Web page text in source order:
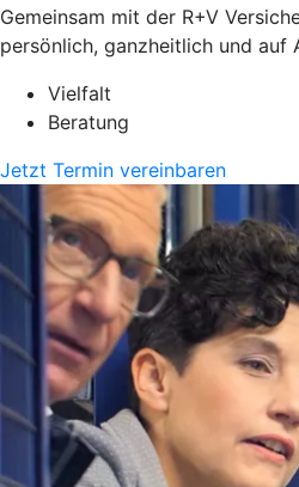
Gemeinsam mit der R+V
persönlich, ganzheitlich und auf
Vielfalt
Beratung
Jetzt Termin vereinbaren